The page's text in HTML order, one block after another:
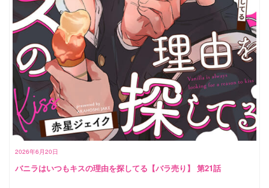
2026年6月20日
バニラはいつもキスの理由を探してる【バラ売り】 第21話